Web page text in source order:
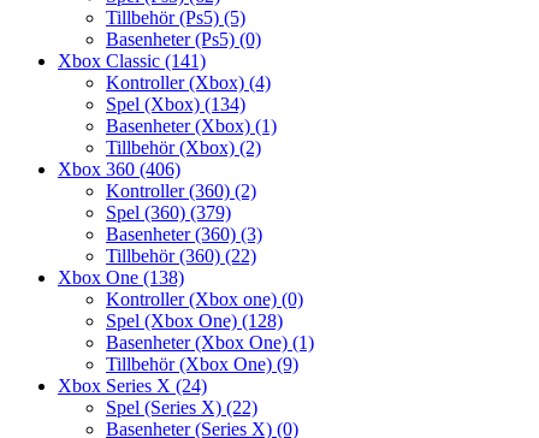
Tillbehör (Ps5) (5)
Basenheter (Ps5) (0)
Xbox Classic (141)
Kontroller (Xbox) (4)
Spel (Xbox) (134)
Basenheter (Xbox) (1)
Tillbehör (Xbox) (2)
Xbox 360 (406)
Kontroller (360) (2)
Spel (360) (379)
Basenheter (360) (3)
Tillbehör (360) (22)
Xbox One (138)
Kontroller (Xbox one) (0)
Spel (Xbox One) (128)
Basenheter (Xbox One) (1)
Tillbehör (Xbox One) (9)
Xbox Series X (24)
Spel (Series X) (22)
Basenheter (Series X) (0)